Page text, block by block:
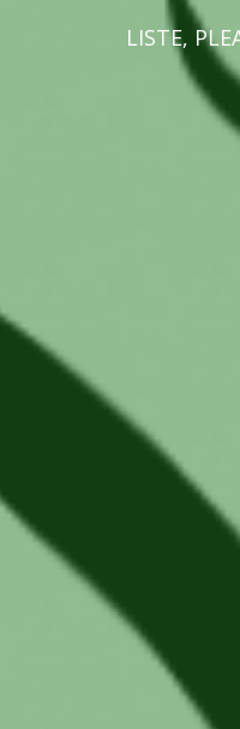
LISTE,